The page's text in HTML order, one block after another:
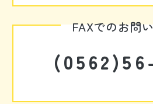
FAXでのお問